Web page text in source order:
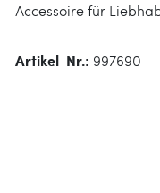
Accessoire für
Artikel-Nr.: 997690